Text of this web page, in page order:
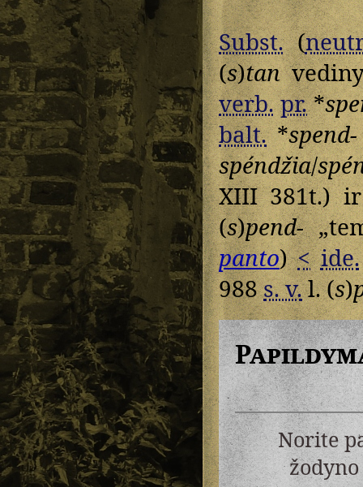
Subst.(
(s)tan
verb. pr.*
balt.*spend-
spéndžia/
XIII 381t.)
(s)pend-
panto)< ide.
988s. v.l. (s)
Norite